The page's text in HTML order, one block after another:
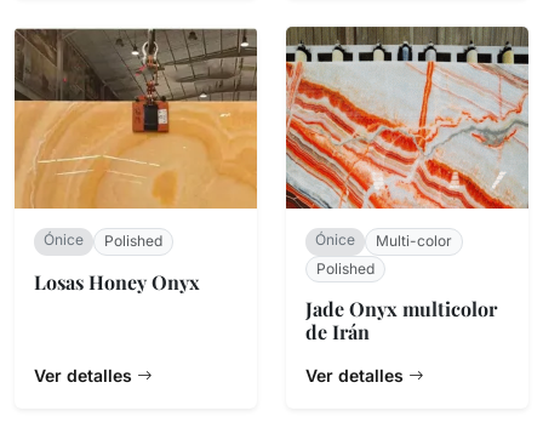
Ónice Polished
Losas Honey Onyx
Ver detalles
Ónice
Multi-color
Polished
Jade Onyx multicolor
de Irán
Ver detalles